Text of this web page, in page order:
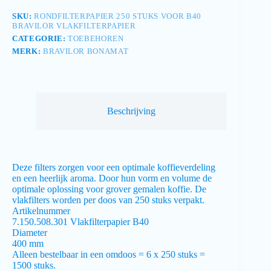
SKU:RONDFILTERPAPIER 250 STUKS VOOR B40
BRAVILOR VLAKFILTERPAPIER
CATEGORIE:TOEBEHOREN
MERK: BRAVILOR BONAMAT
Beschrijving
Deze filters zorgen voor een optimale koffieverdeling
en een heerlijk aroma. Door hun vorm en volume de
optimale oplossing voor grover gemalen koffie. De
vlakfilters worden per doos van 250 stuks verpakt.
Artikelnummer
7.150.508.301 Vlakfilterpapier B40
Diameter
400 mm
Alleen bestelbaar in een omdoos = 6 x 250 stuks =
1500 stuks.